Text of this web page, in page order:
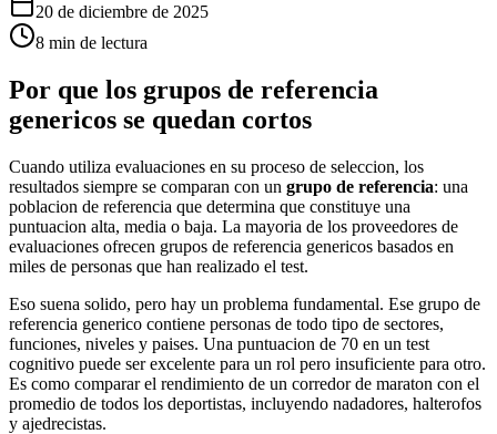
20 de diciembre de 2025
8 min de lectura
Por que los grupos de referencia
genericos se quedan cortos
Cuando utiliza evaluaciones en su proceso de seleccion, los
resultados siempre se comparan con un grupo de referencia: una
poblacion de referencia que determina que constituye una
puntuacion alta, media o baja. La mayoria de los proveedores de
evaluaciones ofrecen grupos de referencia genericos basados en
miles de personas que han realizado el test.
Eso suena solido, pero hay un problema fundamental. Ese grupo de
referencia generico contiene personas de todo tipo de sectores,
funciones, niveles y paises. Una puntuacion de 70 en un test
cognitivo puede ser excelente para un rol pero insuficiente para otro.
Es como comparar el rendimiento de un corredor de maraton con el
promedio de todos los deportistas, incluyendo nadadores, halterofos
y ajedrecistas.